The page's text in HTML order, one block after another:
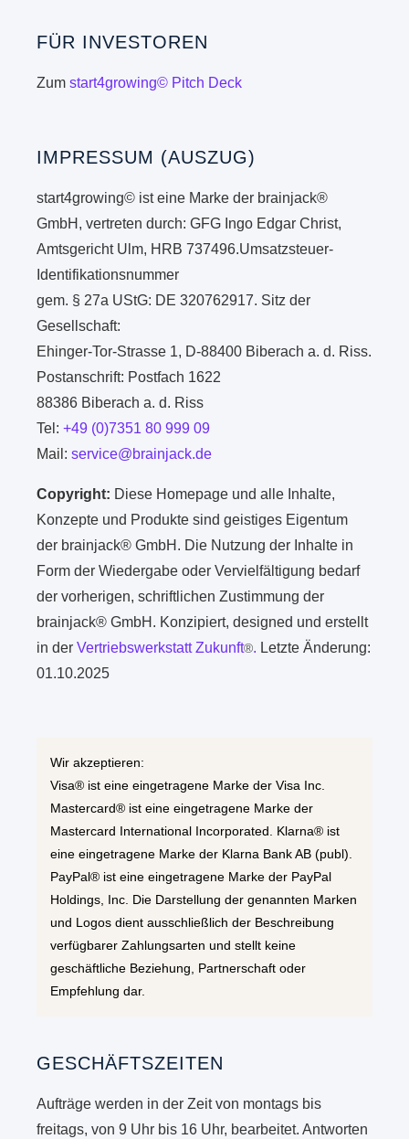
FÜR INVESTOREN
Zumstart4growing© Pitch Deck
IMPRESSUM (AUSZUG)
start4growing© ist eine Marke der brainjack®
GmbH, vertreten durch: GFG Ingo Edgar Christ,
Amtsgericht Ulm, HRB 737496.Umsatzsteuer-
Identifikationsnummer
gem. § 27a UStG: DE 320762917. Sitz der
Gesellschaft:
Ehinger-Tor-Strasse 1, D-88400 Biberach a. d. Riss.
Postanschrift: Postfach 1622
88386 Biberach a. d. Riss
Tel:+49 (0)7351 80 999 09
Mail:service@brainjack.de
Copyright: Diese Homepage und alle Inhalte,
Konzepte und Produkte sind geistiges Eigentum
der brainjack® GmbH. Die Nutzung der Inhalte in
Form der Wiedergabe oder Vervielfältigung bedarf
der vorherigen, schriftlichen Zustimmung der
brainjack® GmbH. Konzipiert, designed und erstellt
in derVertriebswerkstatt Zukunft®. Letzte Änderung:
01.10.2025
Wir akzeptieren:
Visa® ist eine eingetragene Marke der Visa Inc.
Mastercard® ist eine eingetragene Marke der
Mastercard International Incorporated. Klarna® ist
eine eingetragene Marke der Klarna Bank AB (publ).
PayPal® ist eine eingetragene Marke der PayPal
Holdings, Inc. Die Darstellung der genannten Marken
und Logos dient ausschließlich der Beschreibung
verfügbarer Zahlungsarten und stellt keine
geschäftliche Beziehung, Partnerschaft oder
Empfehlung dar.
GESCHÄFTSZEITEN
Aufträge werden in der Zeit von montags bis
freitags, von 9 Uhr bis 16 Uhr, bearbeitet. Antworten